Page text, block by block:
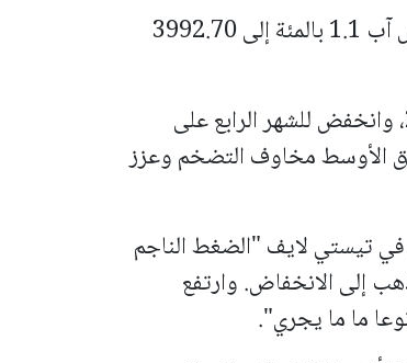
وفقدت العقود الأمريكية الآجلة للذهب تسليم أغسطس آب 1.1 بالمئة إلى 3992.70
وسجل الذهب أمس أكبر انخفاض فصلي له منذ 2013، وانخفض للشهر الرابع على
الأوسط مخاوف التضخم وعزز
في تيستي لايف "الضغط الناجم
إلى الانخفاض. وارتفع
ما ما يجري".